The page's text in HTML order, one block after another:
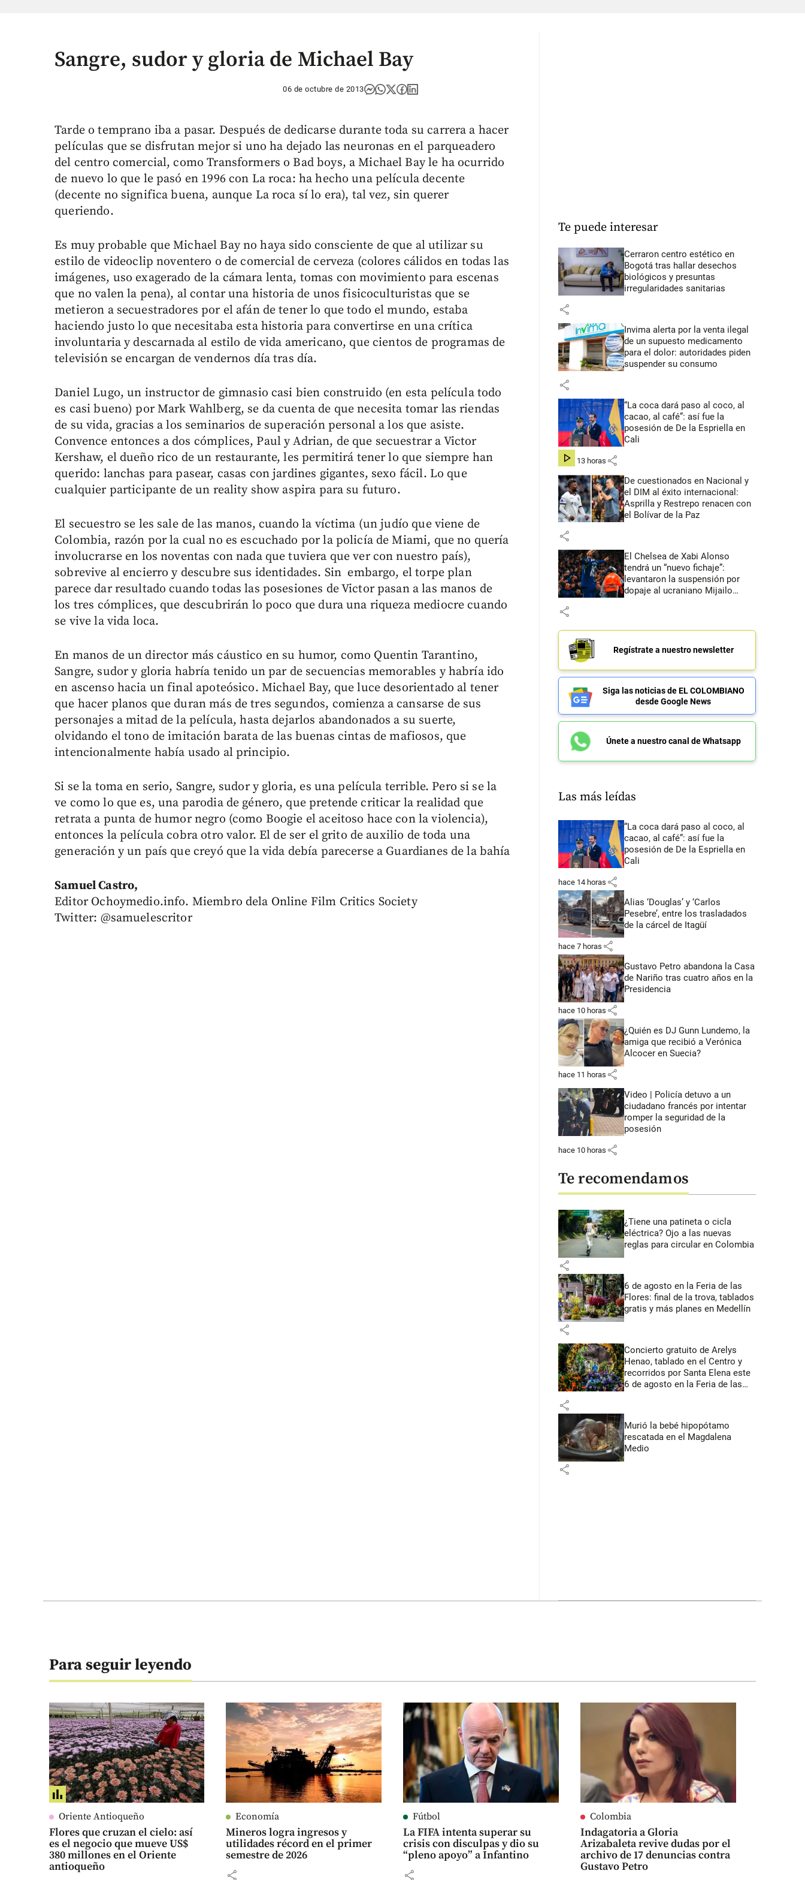
Sangre, sudor y gloria de Michael Bay
06 de octubre de 2013
Tarde o temprano iba a pasar. Después de dedicarse durante toda su carrera a hacer
películas que se disfrutan mejor si uno ha dejado las neuronas en el parqueadero
del centro comercial, como Transformers o Bad boys, a Michael Bay le ha ocurrido
de nuevo lo que le pasó en 1996 con La roca: ha hecho una película decente
(decente no significa buena, aunque La roca sí lo era), tal vez, sin querer
queriendo.
Es muy probable que Michael Bay no haya sido consciente de que al utilizar su
estilo de videoclip noventero o de comercial de cerveza (colores cálidos en todas las
imágenes, uso exagerado de la cámara lenta, tomas con movimiento para escenas
que no valen la pena), al contar una historia de unos fisicoculturistas que se
metieron a secuestradores por el afán de tener lo que todo el mundo, estaba
haciendo justo lo que necesitaba esta historia para convertirse en una crítica
involuntaria y descarnada al estilo de vida americano, que cientos de programas de
televisión se encargan de vendernos día tras día.
Daniel Lugo, un instructor de gimnasio casi bien construido (en esta película todo
es casi bueno) por Mark Wahlberg, se da cuenta de que necesita tomar las riendas
de su vida, gracias a los seminarios de superación personal a los que asiste.
Convence entonces a dos cómplices, Paul y Adrian, de que secuestrar a Victor
Kershaw, el dueño rico de un restaurante, les permitirá tener lo que siempre han
querido: lanchas para pasear, casas con jardines gigantes, sexo fácil. Lo que
cualquier participante de un reality show aspira para su futuro.
El secuestro se les sale de las manos, cuando la víctima (un judío que viene de
Colombia, razón por la cual no es escuchado por la policía de Miami, que no quería
involucrarse en los noventas con nada que tuviera que ver con nuestro país),
sobrevive al encierro y descubre sus identidades. Sin embargo, el torpe plan
parece dar resultado cuando todas las posesiones de Victor pasan a las manos de
los tres cómplices, que descubrirán lo poco que dura una riqueza mediocre cuando
se vive la vida loca.
En manos de un director más cáustico en su humor, como Quentin Tarantino,
Sangre, sudor y gloria habría tenido un par de secuencias memorables y habría ido
en ascenso hacia un final apoteósico. Michael Bay, que luce desorientado al tener
que hacer planos que duran más de tres segundos, comienza a cansarse de sus
personajes a mitad de la película, hasta dejarlos abandonados a su suerte,
olvidando el tono de imitación barata de las buenas cintas de mafiosos, que
intencionalmente había usado al principio.
Si se la toma en serio, Sangre, sudor y gloria, es una película terrible. Pero si se la
ve como lo que es, una parodia de género, que pretende criticar la realidad que
retrata a punta de humor negro (como Boogie el aceitoso hace con la violencia),
entonces la película cobra otro valor. El de ser el grito de auxilio de toda una
generación y un país que creyó que la vida debía parecerse a Guardianes de la bahía
Samuel Castro,
Editor Ochoymedio.info. Miembro dela Online Film Critics Society
Twitter: @samuelescritor
Te puede interesar
Cerraron centro estético en
Bogotá tras hallar desechos
biológicos y presuntas
irregularidades sanitarias
share
Invima alerta por la venta ilegal
de un supuesto medicamento
para el dolor: autoridades piden
suspender su consumo
share
“La coca dará paso al coco, al
cacao, al café”: así fue la
posesión de De la Espriella en
Cali
hace 13 horas share
De cuestionados en Nacional y
el DIM al éxito internacional:
Asprilla y Restrepo renacen con
el Bolívar de la Paz
share
El Chelsea de Xabi Alonso
tendrá un “nuevo fichaje”:
levantaron la suspensión por
dopaje al ucraniano Mijailo
share
Regístrate a nuestro newsletter
Siga las noticias de EL COLOMBIANO
desde Google News
Únete a nuestro canal de Whatsapp
Las más leídas
“La coca dará paso al coco, al
cacao, al café”: así fue la
posesión de De la Espriella en
Cali
hace 14 horas share
Alias ‘Douglas’ y ‘Carlos
Pesebre’, entre los trasladados
de la cárcel de Itagüí
hace 7 horas share
Gustavo Petro abandona la Casa
de Nariño tras cuatro años en la
Presidencia
hace 10 horas share
¿Quién es DJ Gunn Lundemo, la
amiga que recibió a Verónica
Alcocer en Suecia?
hace 11 horas share
Video | Policía detuvo a un
ciudadano francés por intentar
romper la seguridad de la
posesión
hace 10 horas share
Te recomendamos
¿Tiene una patineta o cicla
eléctrica? Ojo a las nuevas
reglas para circular en Colombia
share
6 de agosto en la Feria de las
Flores: final de la trova, tablados
gratis y más planes en Medellín
share
Concierto gratuito de Arelys
Henao, tablado en el Centro y
recorridos por Santa Elena este
6 de agosto en la Feria de las
share
Murió la bebé hipopótamo
rescatada en el Magdalena
Medio
share
Para seguir leyendo
Oriente Antioqueño
Flores que cruzan el cielo: así
es el negocio que mueve US$
380 millones en el Oriente
antioqueño
Economía
Mineros logra ingresos y
utilidades récord en el primer
semestre de 2026
share
Fútbol
La FIFA intenta superar su
crisis con disculpas y dio su
“pleno apoyo” a Infantino
share
Colombia
Indagatoria a Gloria
Arizabaleta revive dudas por el
archivo de 17 denuncias contra
Gustavo Petro